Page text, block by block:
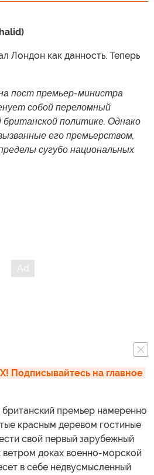
Лондон как данность. Теперь
пост премьер-министра
собой переломный
политике. Однако
его премьерством,
сугубо национальных
Подписывайтесь на главное
премьер намеренно
красным деревом гостиные
свой первый зарубежный
доках военно-морской
в себе недвусмысленный